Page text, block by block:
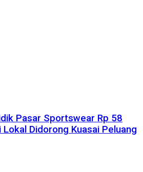
Pasar Sportswear Rp 58
Lokal Didorong Kuasai Peluang